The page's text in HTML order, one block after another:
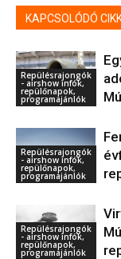
KAPCSOLÓDÓ
Repülésrajongók
- airshow infók,
repülőnapok,
programajánlók
Repülésrajongók
- airshow infók,
repülőnapok,
programajánlók
Repülésrajongók
- airshow infók,
repülőnapok,
programajánlók